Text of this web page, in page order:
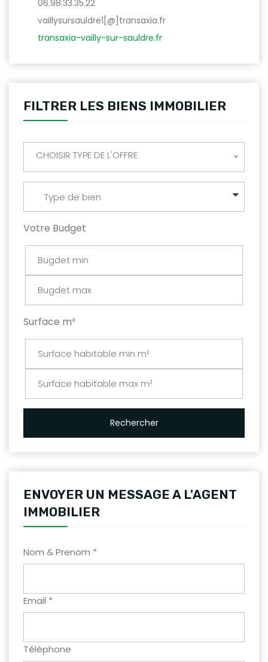
06.98.33.35.22
vaillysursauldre1[@]transaxia.fr
transaxia-vailly-sur-sauldre.fr
FILTRER LES BIENS IMMOBILIER
CHOISIR TYPE DE L'OFFRE
Type de bien
Votre Budget
Surface m²
Rechercher
ENVOYER UN MESSAGE A L'AGENT
IMMOBILIER
Nom & Prenom *
Email *
Téléphone